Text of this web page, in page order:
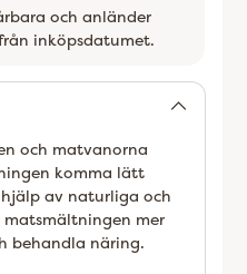
och anländer
inköpsdatumet.
och matvanorna
komma lätt
av naturliga och
mer
behandla näring.